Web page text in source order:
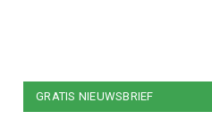
GRATIS NIEUWSBRIEF